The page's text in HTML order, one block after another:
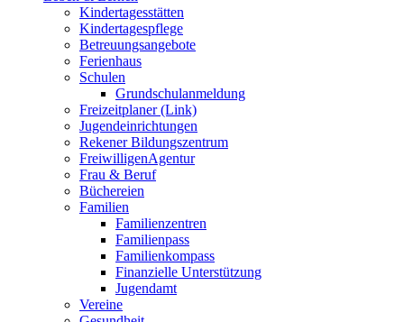
Kindertagesstätten
Kindertagespflege
Betreuungsangebote
Ferienhaus
Schulen
Grundschulanmeldung
Freizeitplaner (Link)
Jugendeinrichtungen
Rekener Bildungszentrum
FreiwilligenAgentur
Frau & Beruf
Büchereien
Familien
Familienzentren
Familienpass
Familienkompass
Finanzielle Unterstützung
Jugendamt
Vereine